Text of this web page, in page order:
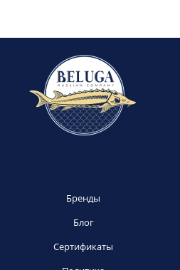
Бренды
Блог
Сертификаты